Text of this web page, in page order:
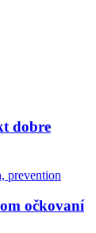
dobre
očkovaní